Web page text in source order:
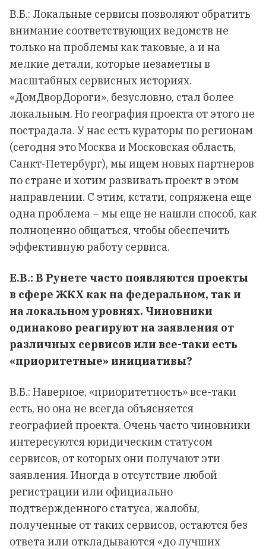
В.Б.: Локальные сервисы позволяют обратить
внимание соответствующих ведомств не
только на проблемы как таковые, а и на
мелкие детали, которые незаметны в
масштабных сервисных историях.
«ДомДворДороги», безусловно, стал более
локальным. Но география проекта от этого не
пострадала. У нас есть кураторы по регионам
(сегодня это Москва и Московская область,
Санкт-Петербург), мы ищем новых партнеров
по стране и хотим развивать проект в этом
направлении. С этим, кстати, сопряжена еще
одна проблема – мы еще не нашли способ, как
полноценно общаться, чтобы обеспечить
эффективную работу сервиса.
Е.В.: В Рунете часто появляются проекты
в сфере ЖКХ как на федеральном, так и
на локальном уровнях. Чиновники
одинаково реагируют на заявления от
различных сервисов или все-таки есть
«приоритетные» инициативы?
В.Б.: Наверное, «приоритетность» все-таки
есть, но она не всегда объясняется
географией проекта. Очень часто чиновники
интересуются юридическим статусом
сервисов, от которых они получают эти
заявления. Иногда в отсутствие любой
регистрации или официально
подтвержденного статуса, жалобы,
полученные от таких сервисов, остаются без
ответа или откладываются «до лучших